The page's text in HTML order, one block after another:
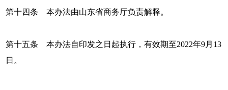
第十四条 本办法由山东省商务厅负责解释。
第十五条 本办法自印发之日起执行，有效期至2022年9月13
日。